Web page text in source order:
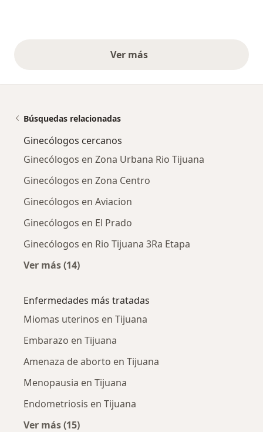
Ver másopiniones anteriores
Búsquedas relacionadas
Ginecólogos cercanos
Ginecólogos en Zona Urbana Rio Tijuana
Ginecólogos en Zona Centro
Ginecólogos en Aviacion
Ginecólogos en El Prado
Ginecólogos en Rio Tijuana 3Ra Etapa
Ver más (14)
Enfermedades más tratadas
Miomas uterinos en Tijuana
Embarazo en Tijuana
Amenaza de aborto en Tijuana
Menopausia en Tijuana
Endometriosis en Tijuana
Ver más (15)